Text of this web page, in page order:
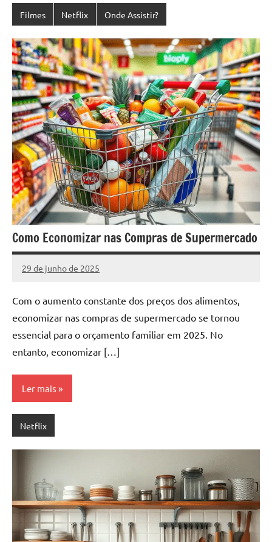
Filmes Netflix Onde Assistir?
Como Economizar nas Compras de Supermercado
29 de junho de 2025
Silveira
Nenhum
Com o aumento constante dos preços dos alimentos,
economizar nas compras de supermercado se tornou
essencial para o orçamento familiar em 2025. No
entanto, economizar […]
Ler mais
Netflix